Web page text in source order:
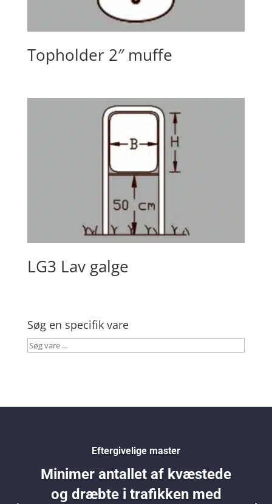
Topholder 2″ muffe
LG3 Lav galge
Søg en specifik vare
Søg
Eftergivelige master
Minimer antallet af kvæstede
og dræbte i trafikken med